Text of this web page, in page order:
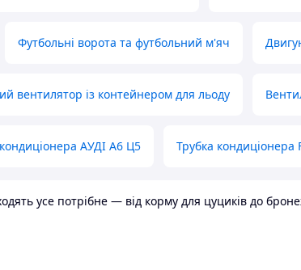
Футбольні ворота та футбольний м'яч
вентилятор із контейнером для льоду
АУДІ А6 Ц5 Трубка кондиціонера
усе потрібне — від корму для цуциків до